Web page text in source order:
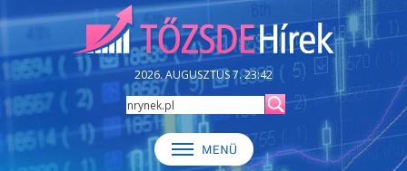
2026. AUGUSZTUS 7. 23:42